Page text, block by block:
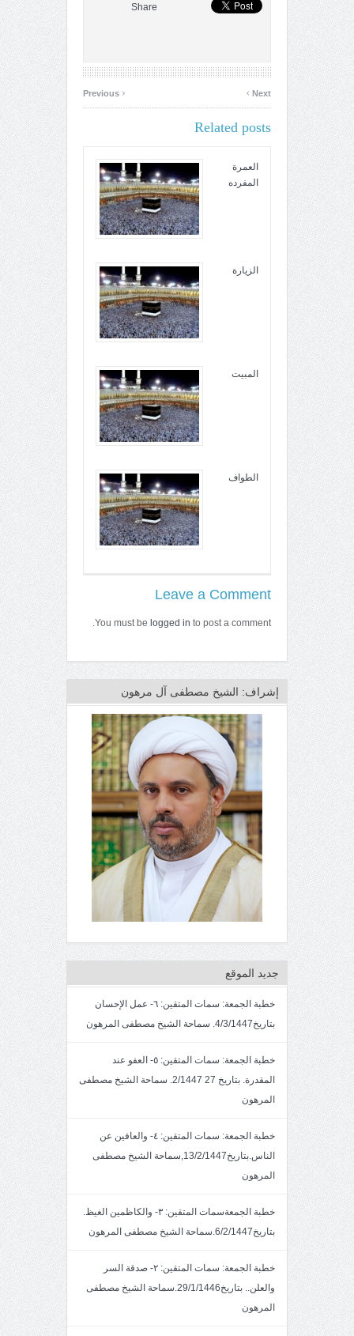
Share
‹ Next
›
Related posts
العمرة
المفرده
الزيارة
المبيت
الطواف
Leave a Comment
You must be logged in to post a comment.
إشراف: الشيخ مصطفى آل مرهون
جديد الموقع
خطبة الجمعة: سمات المتقين: ٦- عمل الإحسان
بتاريخ4/3/1447. سماحة الشيخ مصطفى المرهون
خطبة الجمعة: سمات المتقين: ٥- العفو عند
المقدرة. بتاريخ 27 2/1447. سماحة الشيخ مصطفى
المرهون
خطبة الجمعة: سمات المتقين: ٤- والعافين عن
الناس.بتاريخ13/2/1447,سماحة الشيخ مصطفى
المرهون
خطبة الجمعةسمات المتقين: ٣- والكاظمين الغيظ.
بتاريخ6/2/1447.سماحة الشيخ مصطفى المرهون
خطبة الجمعة: سمات المتقين: ٢- صدقة السر
والعلن.. بتاريخ29/1/1446.سماحة الشيخ مصطفى
المرهون